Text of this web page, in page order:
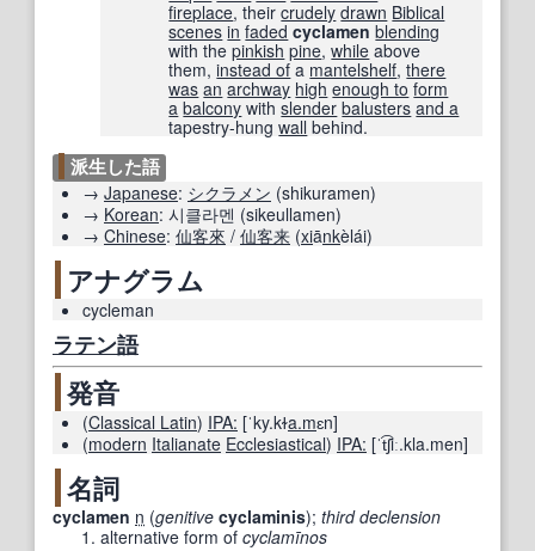
fireplace, theircrudely drawn Biblical
scenes in faded cyclamen blending
with thepinkish pine,while above
them,instead of a mantelshelf,there
was an archway high enough to form
a balcony withslender balusters and a
tapestry-hungwall behind.
派生した語
→ Japanese: シクラメン (shikuramen)
→ Korean: 시클라멘 (sikeullamen)
→ Chinese: 仙客來 / 仙客来 (xiānkèlái)
アナグラム
cycleman
ラテン語
発音
(Classical Latin) IPA: [ˈky.kɫa.mɛn]
(modern Italianate Ecclesiastical) IPA: [ˈt͡ʃiː.kla.men]
名詞
cyclamen n (genitive cyclaminis); third declension
alternative form of cyclamīnos